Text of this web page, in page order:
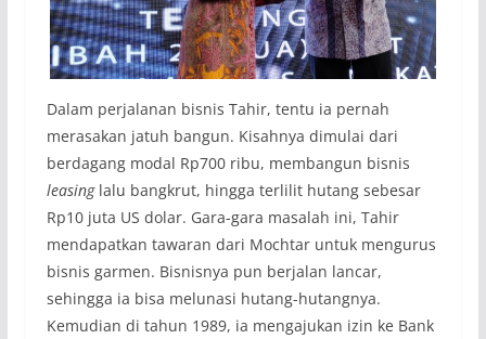
Dalam perjalanan bisnis Tahir, tentu ia pernah
merasakan jatuh bangun. Kisahnya dimulai dari
berdagang modal Rp700 ribu, membangun bisnis
leasing lalu bangkrut, hingga terlilit hutang sebesar
Rp10 juta US dolar. Gara-gara masalah ini, Tahir
mendapatkan tawaran dari Mochtar untuk mengurus
bisnis garmen. Bisnisnya pun berjalan lancar,
sehingga ia bisa melunasi hutang-hutangnya.
Kemudian di tahun 1989, ia mengajukan izin ke Bank